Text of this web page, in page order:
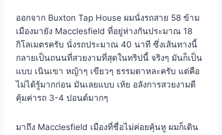
ออกจาก Buxton Tap House ผมนั่งรถสาย 58 ข้าม
เมืองมายัง Macclesfield ที่อยู่ห่างกันประมาณ 18
กิโลเมตรครับ นั่งรถประมาณ 40 นาที ซึ่งเส้นทางนี้
กลายเป็นถนนที่สวยงามที่สุดในทริปนี้ จริงๆ มันก็เป็น
แบบ เนินเขา หญ้าๆ เขียวๆ ธรรมดาหละครับ แต่คือ
ไม่ได้รู้มากก่อน มันเลยแบบ เห้ย อลังการสวยงามดี
คุ้มค่ารถ 3-4 ปอนด์มากๆ
มาถึง Macclesfield เมืองที่ชื่อไม่ค่อยคุ้นหู ผมก็เดิน